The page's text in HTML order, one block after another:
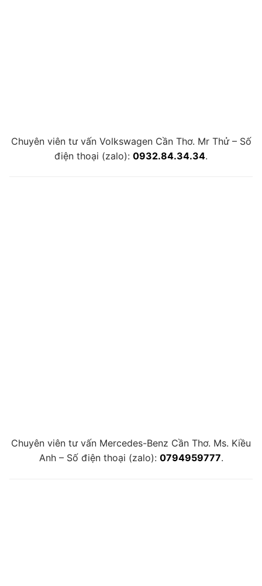
Chuyên viên tư vấn Volkswagen Cần Thơ. Mr Thử – Số
điện thoại (zalo): 0932.84.34.34.
Chuyên viên tư vấn Mercedes-Benz Cần Thơ. Ms. Kiều
Anh – Số điện thoại (zalo): 0794959777.